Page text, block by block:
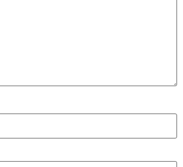
Demais Localidades: